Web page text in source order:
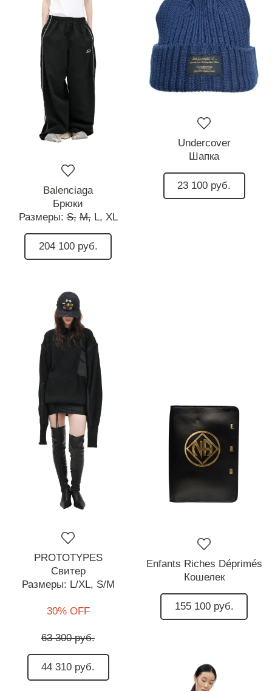
Balenciaga
Брюки
Размеры:S, M, L, XL
204 100 руб.
Undercover
Шапка
23 100 руб.
PROTOTYPES
Свитер
Размеры: L/XL, S/M
30% OFF
63 300 руб.
44 310 руб.
Enfants Riches Déprimés
Кошелек
155 100 руб.